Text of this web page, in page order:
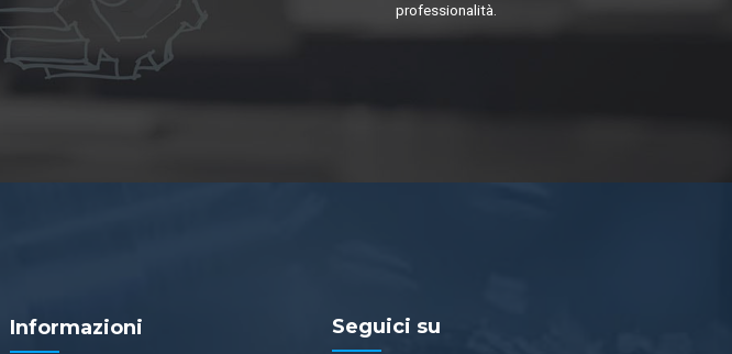
professionalità.
Informazioni Seguici su